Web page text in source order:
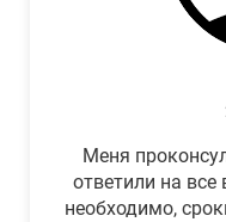
Меня
ответили на
необходимо,